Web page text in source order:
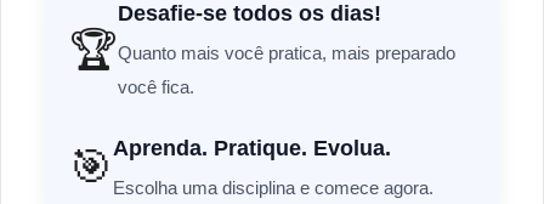
🏆
Desafie-se todos os dias!
Quanto mais você pratica, mais preparado
você fica.
🎯 Aprenda. Pratique. Evolua.
Escolha uma disciplina e comece agora.